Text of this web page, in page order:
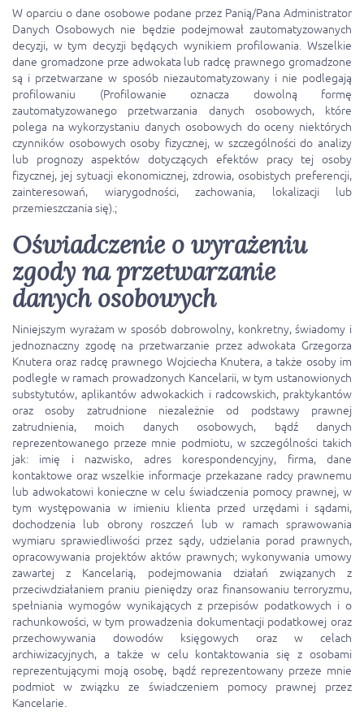
W oparciu o dane osobowe podane przez Panią/Pana Administrator
Danych Osobowych nie będzie podejmował zautomatyzowanych
decyzji, w tym decyzji będących wynikiem profilowania. Wszelkie
dane gromadzone prze adwokata lub radcę prawnego gromadzone
są i przetwarzane w sposób niezautomatyzowany i nie podlegają
profilowaniu (Profilowanie oznacza dowolną formę
zautomatyzowanego przetwarzania danych osobowych, które
polega na wykorzystaniu danych osobowych do oceny niektórych
czynników osobowych osoby fizycznej, w szczególności do analizy
lub prognozy aspektów dotyczących efektów pracy tej osoby
fizycznej, jej sytuacji ekonomicznej, zdrowia, osobistych preferencji,
zainteresowań, wiarygodności, zachowania, lokalizacji lub
przemieszczania się).;
Oświadczenie o wyrażeniu
zgody na przetwarzanie
danych osobowych
Niniejszym wyrażam w sposób dobrowolny, konkretny, świadomy i
jednoznaczny zgodę na przetwarzanie przez adwokata Grzegorza
Knutera oraz radcę prawnego Wojciecha Knutera, a także osoby im
podległe w ramach prowadzonych Kancelarii, w tym ustanowionych
substytutów, aplikantów adwokackich i radcowskich, praktykantów
oraz osoby zatrudnione niezależnie od podstawy prawnej
zatrudnienia, moich danych osobowych, bądź danych
reprezentowanego przeze mnie podmiotu, w szczególności takich
jak: imię i nazwisko, adres korespondencyjny, firma, dane
kontaktowe oraz wszelkie informacje przekazane radcy prawnemu
lub adwokatowi konieczne w celu świadczenia pomocy prawnej, w
tym występowania w imieniu klienta przed urzędami i sądami,
dochodzenia lub obrony roszczeń lub w ramach sprawowania
wymiaru sprawiedliwości przez sądy, udzielania porad prawnych,
opracowywania projektów aktów prawnych; wykonywania umowy
zawartej z Kancelarią, podejmowania działań związanych z
przeciwdziałaniem praniu pieniędzy oraz finansowaniu terroryzmu,
spełniania wymogów wynikających z przepisów podatkowych i o
rachunkowości, w tym prowadzenia dokumentacji podatkowej oraz
przechowywania dowodów księgowych oraz w celach
archiwizacyjnych, a także w celu kontaktowania się z osobami
reprezentującymi moją osobę, bądź reprezentowany przeze mnie
podmiot w związku ze świadczeniem pomocy prawnej przez
Kancelarie.